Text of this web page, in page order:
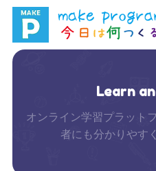
Learn
オンライン学習プラット
者にも分かりやす